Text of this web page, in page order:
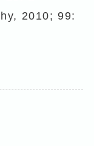
2010; 99: